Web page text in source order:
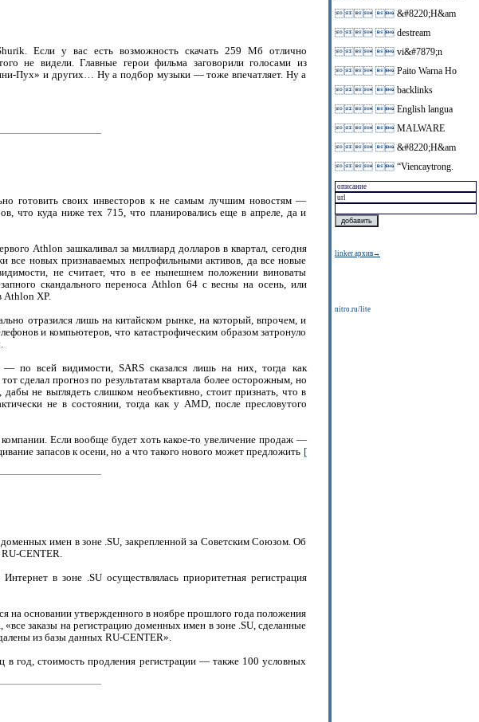
Если у вас есть возможность скачать 259 Мб отлично
не видели. Главные герои фильма заговорили голосами из
Пух» и других… Ну а подбор музыки — тоже впечатляет. Ну а
готовить своих инвесторов к не самым лучшим новостям —
что куда ниже тех 715, что планировались еще в апреле, да и
Athlon зашкаливал за миллиард долларов в квартал, сегодня
все новых признаваемых непрофильными активов, да все новые
не считает, что в ее нынешнем положении виноваты
скандального переноса Athlon 64 с весны на осень, или
Athlon XP.
отразился лишь на китайском рынке, на который, впрочем, и
и компьютеров, что катастрофическим образом затронуло
по всей видимости, SARS сказался лишь на них, тогда как
сделал прогноз по результатам квартала более осторожным, но
не выглядеть слишком необъективно, стоит признать, что в
не в состоянии, тогда как у AMD, после пресловутого
Если вообще будет хоть какое-то увеличение продаж —
запасов к осени, но а что такого нового может предложить [
имен в зоне .SU, закрепленной за Советским Союзом. Об
CENTER.
в зоне .SU осуществлялась приоритетная регистрация
на основании утвержденного в ноябре прошлого года положения
заказы на регистрацию доменных имен в зоне .SU, сделанные
из базы данных RU-CENTER».
год, стоимость продления регистрации — также 100 условных
  &#8220;H&am
  destream
  vi&#7879;n
  Paito Warna Ho
  backlinks
  English langua
  MALWARE
  &#8220;H&am
  “Viencaytrong.
linker архив→
nitro.ru/lite